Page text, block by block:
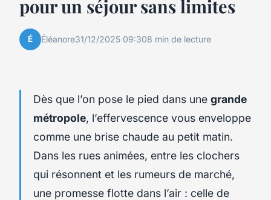
pour un séjour sans limites
É Éléanore31/12/2025 09:308 min de lecture
Dès que l’on pose le pied dans une grande
métropole, l’effervescence vous enveloppe
comme une brise chaude au petit matin.
Dans les rues animées, entre les clochers
qui résonnent et les rumeurs de marché,
une promesse flotte dans l’air : celle de